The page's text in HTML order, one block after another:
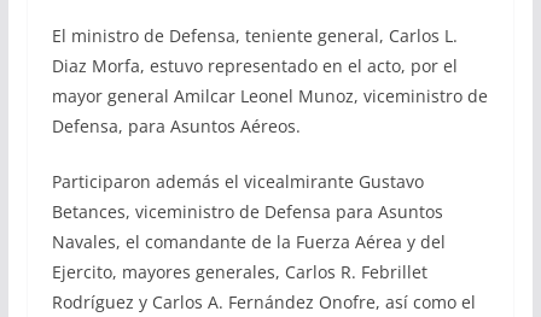
El ministro de Defensa, teniente general, Carlos L.
Diaz Morfa, estuvo representado en el acto, por el
mayor general Amilcar Leonel Munoz, viceministro de
Defensa, para Asuntos Aéreos.
Participaron además el vicealmirante Gustavo
Betances, viceministro de Defensa para Asuntos
Navales, el comandante de la Fuerza Aérea y del
Ejercito, mayores generales, Carlos R. Febrillet
Rodríguez y Carlos A. Fernández Onofre, así como el